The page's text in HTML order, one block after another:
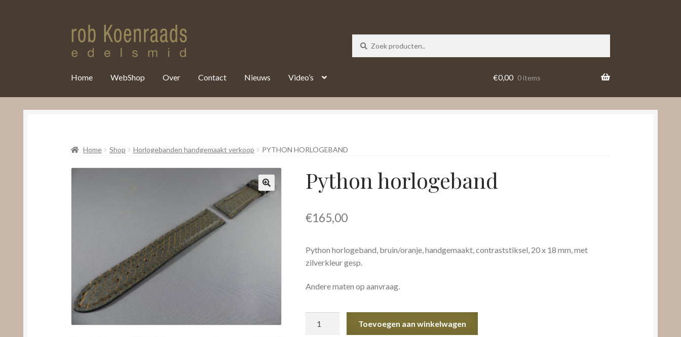
Home WebShop Over Contact Nieuws Video’s €0,00 0 items
Home Shop Horlogebanden handgemaakt verkoop PYTHON HORLOGEBAND
Python horlogeband
€165,00
Python horlogeband, bruin/oranje, handgemaakt, contraststiksel, 20 x 18 mm, met
zilverkleur gesp.
Andere maten op aanvraag.
Toevoegen aan winkelwagen